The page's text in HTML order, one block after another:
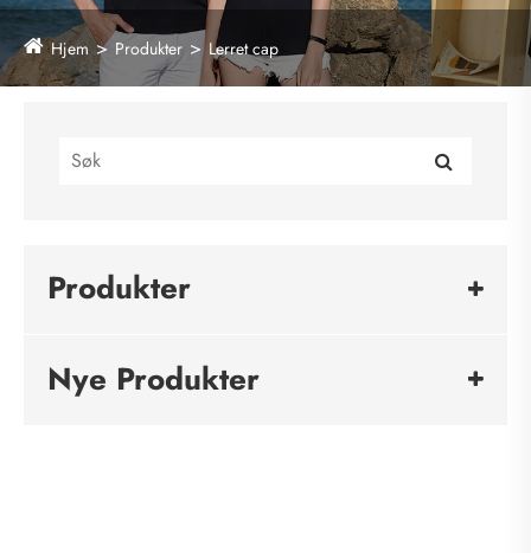
Hjem Produkter Lerret cap
Produkter
Nye Produkter